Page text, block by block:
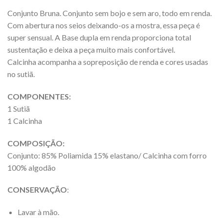
Conjunto Bruna. Conjunto sem bojo e sem aro, todo em renda.
Com abertura nos seios deixando-os a mostra, essa peça é
super sensual. A Base dupla em renda proporciona total
sustentação e deixa a peça muito mais confortável.
Calcinha acompanha a sopreposição de renda e cores usadas
no sutiã.
COMPONENTES:
1 Sutiã
1 Calcinha
COMPOSIÇÃO:
Conjunto: 85% Poliamida 15% elastano/ Calcinha com forro
100% algodão
CONSERVAÇÃO:
Lavar à mão.